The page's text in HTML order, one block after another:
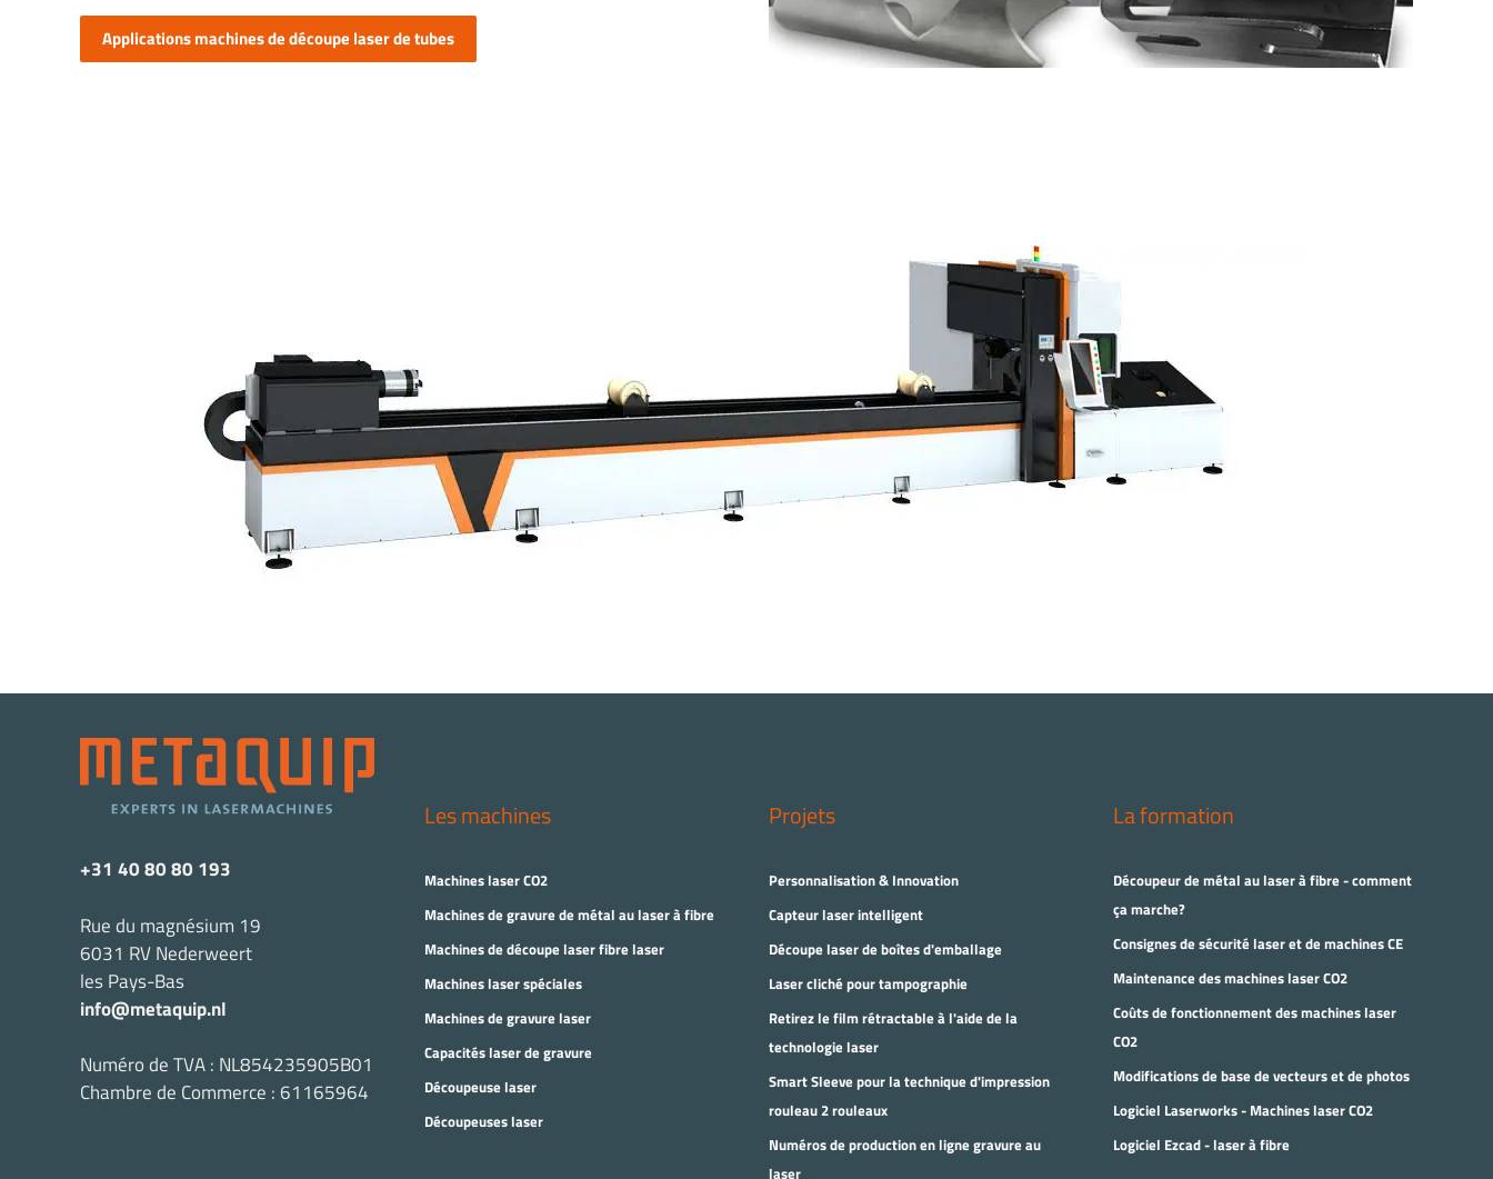
Applications machines de découpe laser de tubes
+31 40 80 80 193
Rue du magnésium 19
6031 RV Nederweert
les Pays-Bas
info@metaquip.nl
Numéro de TVA : NL854235905B01
Chambre de Commerce : 61165964
Les machines
Machines laser CO2
Machines de gravure de métal au laser à fibre
Machines de découpe laser fibre laser
Machines laser spéciales
Machines de gravure laser
Capacités laser de gravure
Découpeuse laser
Découpeuses laser
Projets
Personnalisation & Innovation
Capteur laser intelligent
Découpe laser de boîtes d'emballage
Laser cliché pour tampographie
Retirez le film rétractable à l'aide de la
technologie laser
Smart Sleeve pour la technique d'impression
rouleau 2 rouleaux
Numéros de production en ligne gravure au
laser
La formation
Découpeur de métal au laser à fibre - comment
ça marche?
Consignes de sécurité laser et de machines CE
Maintenance des machines laser CO2
Coûts de fonctionnement des machines laser
CO2
Modifications de base de vecteurs et de photos
Logiciel Laserworks - Machines laser CO2
Logiciel Ezcad - laser à fibre